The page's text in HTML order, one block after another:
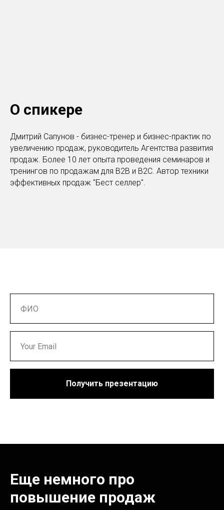
О спикере
Дмитрий Сапунов - бизнес-тренер и бизнес-практик по
увеличению продаж, руководитель Агентства развития
продаж. Более 10 лет опыта проведения семинаров и
тренингов по продажам для B2B и B2C. Автор техники
эффективных продаж "Бест селлер".
Получить презентацию
Еще немного про
повышение продаж